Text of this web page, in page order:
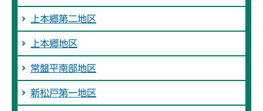
上本郷第二地区
上本郷地区
常盤平南部地区
新松戸第一地区